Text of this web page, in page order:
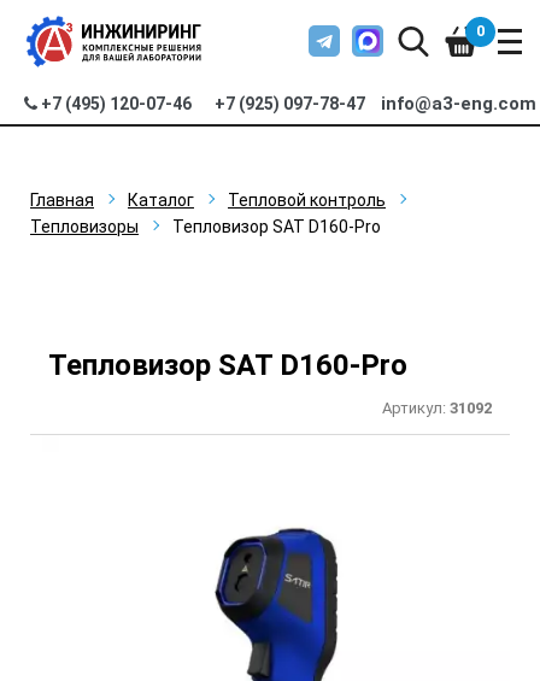
+7 (495) 120-07-46 +7 (925) 097-78-47 info@a3-eng.com
0
Главная Каталог
Тепловой контроль
Тепловизоры
Тепловизор SAT D160-Pro
Тепловизор SAT D160-Pro
Артикул: 31092